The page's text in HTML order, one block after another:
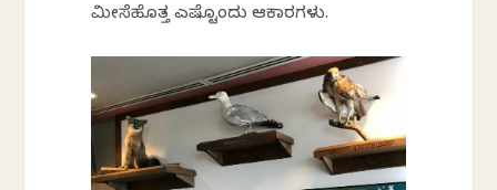
ಮೀಸೆಹೊತ್ತ ಎಷ್ಟೊಂದು ಆಕಾರಗಳು.